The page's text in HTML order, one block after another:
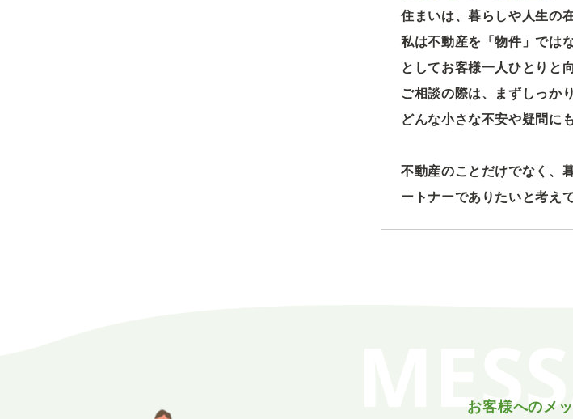
住まいは、暮らしや人生の
私は不動産を「物件」では
としてお客様一人ひとりと
ご相談の際は、まずしっか
どんな小さな不安や疑問に
不動産のことだけでなく、
ートナーでありたいと考え
お客様へのメ